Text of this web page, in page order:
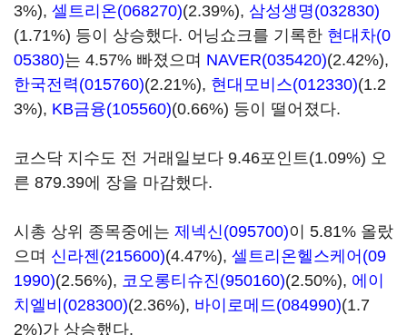
3%), 셀트리온(068270)(2.39%), 삼성생명(032830)
(1.71%) 등이 상승했다. 어닝쇼크를 기록한 현대차(0
05380)는 4.57% 빠졌으며 NAVER(035420)(2.42%),
한국전력(015760)(2.21%), 현대모비스(012330)(1.2
3%), KB금융(105560)(0.66%) 등이 떨어졌다.
코스닥 지수도 전 거래일보다 9.46포인트(1.09%) 오
른 879.39에 장을 마감했다.
시총 상위 종목중에는 제넥신(095700)이 5.81% 올랐
으며 신라젠(215600)(4.47%), 셀트리온헬스케어(09
1990)(2.56%), 코오롱티슈진(950160)(2.50%), 에이
치엘비(028300)(2.36%), 바이로메드(084990)(1.7
2%)가 상승했다.